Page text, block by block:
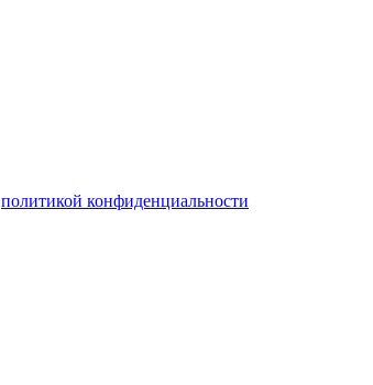
политикой конфиденциальности